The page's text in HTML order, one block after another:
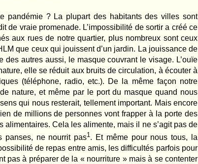
pandémie ? La plupart des habitants des villes sont
de vraie promenade. L’impossibilité de sortir a créé ce
aux rues de notre quartier, plus nombreux sont ceux
que ceux qui jouissent d’un jardin. La jouissance de
des autres aussi, le masque couvrant le visage. L’ouïe
elle se réduit aux bruits de circulation, à écouter à
(téléphone, radio, etc.). De la même façon notre
nature, et même par le port du masque quand nous
qui nous resterait, tellement important. Mais encore
de millions de personnes vont frapper à la porte des
Cela les alimente, mais il ne s’agit pas de
panses, ne nourrit pas1. Et même pour nous tous, la
de repas entre amis, les difficultés parfois pour
pas à préparer de la « nourriture » mais à se contenter